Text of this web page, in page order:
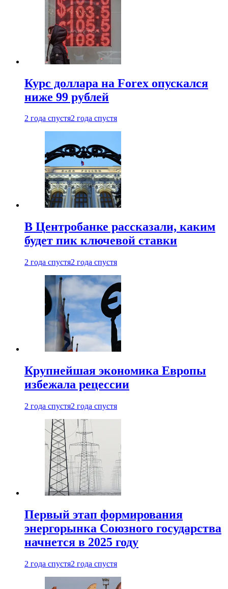
Курс доллара на Forex опускался
ниже 99 рублей
2 года спустя2 года спустя
В Центробанке рассказали, каким
будет пик ключевой ставки
2 года спустя2 года спустя
Крупнейшая экономика Европы
избежала рецессии
2 года спустя2 года спустя
Первый этап формирования
энергорынка Союзного государства
начнется в 2025 году
2 года спустя2 года спустя